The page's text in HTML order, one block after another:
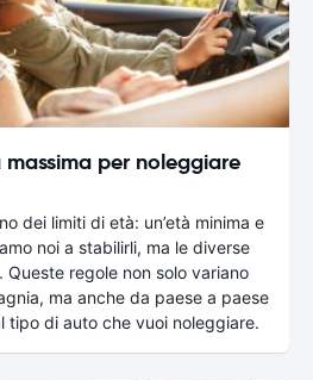
per noleggiare
dei limiti di età: un’età minima e
noi a stabilirli, ma le diverse
regole non solo variano
ma anche da paese a paese
tipo di auto che vuoi noleggiare.